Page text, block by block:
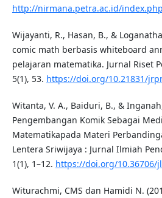
http://nirmana.petra.ac.id/
Wijayanti, R., Hasan, B., &
comic math berbasis whiteboard
pelajaran matematika. Jurnal Riset
5(1), 53. https://doi.org/10.21831/
Witanta, V. A., Baiduri, B., &
Pengembangan Komik Sebagai
Matematikapada Materi
Lentera Sriwijaya : Jurnal Ilmiah
1(1), 1–12. https://doi.org/10.36706/
Witurachmi, CMS dan Hamidi N.